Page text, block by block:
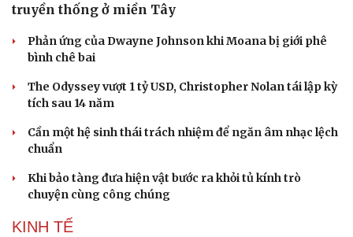
Sân khấu - Điện ảnh
truyền thống ở miền Tây
Phản ứng của Dwayne Johnson khi Moana bị giới phê
bình chê bai
The Odyssey vượt 1 tỷ USD, Christopher Nolan tái lập kỳ
tích sau 14 năm
Cần một hệ sinh thái trách nhiệm để ngăn âm nhạc lệch
chuẩn
Khi bảo tàng đưa hiện vật bước ra khỏi tủ kính trò
chuyện cùng công chúng
KINH TẾ